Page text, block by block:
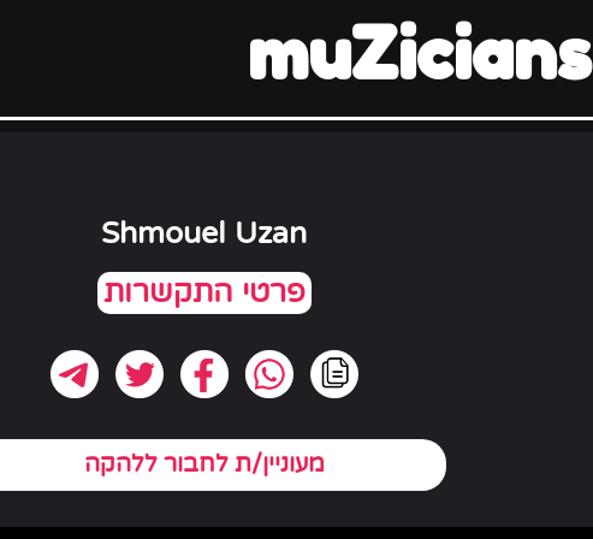
muZicians
Shmouel Uzan
מעוניין/ת לחבור ללהקה